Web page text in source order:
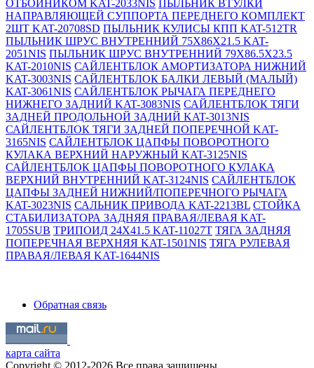
ОТБОЙНИКОМ KAT-2033NIS ПЫЛЬНИК ВТУЛКИ
НАПРАВЛЯЮЩЕЙ СУППОРТА ПЕРЕДНЕГО КОМПЛЕКТ
2ШТ KAT-20708SD ПЫЛЬНИК КУЛИСЫ КПП KAT-512TR
ПЫЛЬНИК ШРУС ВНУТРЕННИЙ 75X86X21.5 KAT-
2051NIS ПЫЛЬНИК ШРУС ВНУТРЕННИЙ 79X86.5X23.5
KAT-2010NIS САЙЛЕНТБЛОК АМОРТИЗАТОРА НИЖНИЙ
KAT-3003NIS САЙЛЕНТБЛОК БАЛКИ ЛЕВЫЙ (МАЛЫЙ)
KAT-3061NIS САЙЛЕНТБЛОК РЫЧАГА ПЕРЕДНЕГО
НИЖНЕГО ЗАДНИЙ KAT-3083NIS САЙЛЕНТБЛОК ТЯГИ
ЗАДНЕЙ ПРОДОЛЬНОЙ ЗАДНИЙ KAT-3013NIS
САЙЛЕНТБЛОК ТЯГИ ЗАДНЕЙ ПОПЕРЕЧНОЙ KAT-
3165NIS САЙЛЕНТБЛОК ЦАПФЫ ПОВОРОТНОГО
КУЛАКА ВЕРХНИЙ НАРУЖНЫЙ KAT-3125NIS
САЙЛЕНТБЛОК ЦАПФЫ ПОВОРОТНОГО КУЛАКА
ВЕРХНИЙ ВНУТРЕННИЙ KAT-3124NIS САЙЛЕНТБЛОК
ЦАПФЫ ЗАДНЕЙ НИЖНИЙ/ПОПЕРЕЧНОГО РЫЧАГА
KAT-3023NIS САЛЬНИК ПРИВОДА KAT-2213BL СТОЙКА
СТАБИЛИЗАТОРА ЗАДНЯЯ ПРАВАЯ/ЛЕВАЯ KAT-
1705SUB ТРИПОИД 24X41.5 KAT-11027T ТЯГА ЗАДНЯЯ
ПОПЕРЕЧНАЯ ВЕРХНЯЯ KAT-1501NIS ТЯГА РУЛЕВАЯ
ПРАВАЯ/ЛЕВАЯ KAT-1644NIS
Обратная связь
карта сайта
Copyright © 2012-2026 Все права защищены